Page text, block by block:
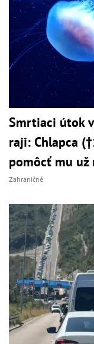
Smrtiaci útok
raji: Chlapca
pomôcť mu už
Zahraničné